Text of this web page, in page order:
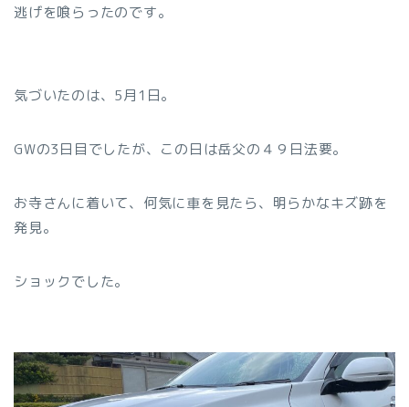
逃げを喰らったのです。
気づいたのは、5月1日。
GWの3日目でしたが、この日は岳父の４９日法要。
お寺さんに着いて、何気に車を見たら、明らかなキズ跡を
発見。
ショックでした。